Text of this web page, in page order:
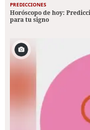
PREDICCIONES
Horóscopo de hoy:
para tu signo